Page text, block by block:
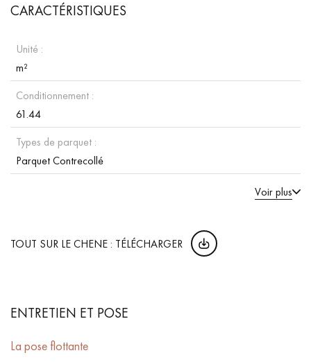
CARACTÉRISTIQUES
Unité :
m²
Conditionnement :
61.44
Types de parquet :
Parquet Contrecollé
Voir plus
TOUT SUR LE CHENE : TÉLÉCHARGER
ENTRETIEN ET POSE
La pose flottante